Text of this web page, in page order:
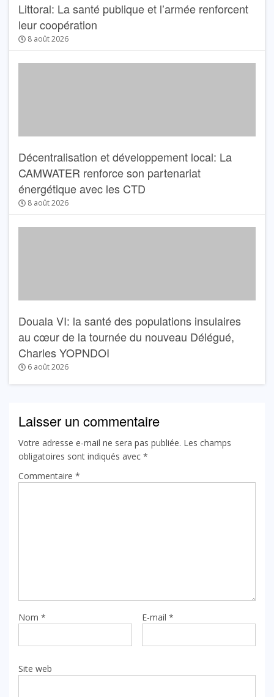
Littoral: La santé publique et l’armée renforcent
leur coopération
8 août 2026
Décentralisation et développement local: La
CAMWATER renforce son partenariat
énergétique avec les CTD
8 août 2026
Douala VI: la santé des populations insulaires
au cœur de la tournée du nouveau Délégué,
Charles YOPNDOI
6 août 2026
Laisser un commentaire
Votre adresse e-mail ne sera pas publiée. Les champs
obligatoires sont indiqués avec *
Commentaire *
Nom * E-mail *
Site web